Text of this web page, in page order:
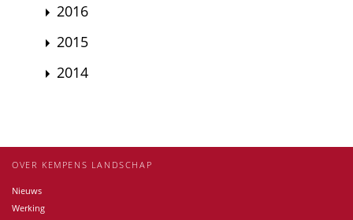
2016
2015
2014
OVER KEMPENS LANDSCHAP
Nieuws
Werking